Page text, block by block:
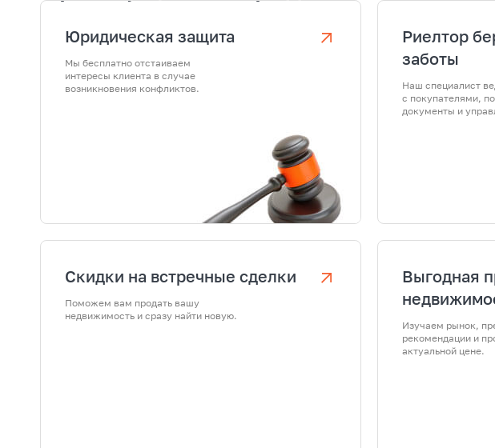
Юридическая защита
Мы бесплатно отстаиваем
интересы клиента в случае
возникновения конфликтов.
Риелтор
заботы
Наш специалист
с покупателями,
документы и
Скидки на встречные сделки
Поможем вам продать вашу
недвижимость и сразу найти новую.
Выгодная
Изучаем рынок,
рекомендации и
актуальной цене.